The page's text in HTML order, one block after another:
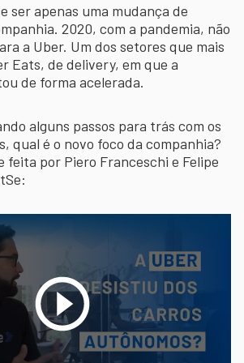
ser apenas uma mudança de
2020, com a pandemia, não
a Uber. Um dos setores que mais
Eats, de delivery, em que a
de forma acelerada.
alguns passos para trás com os
qual é o novo foco da companhia?
feita por Piero Franceschi e Felipe